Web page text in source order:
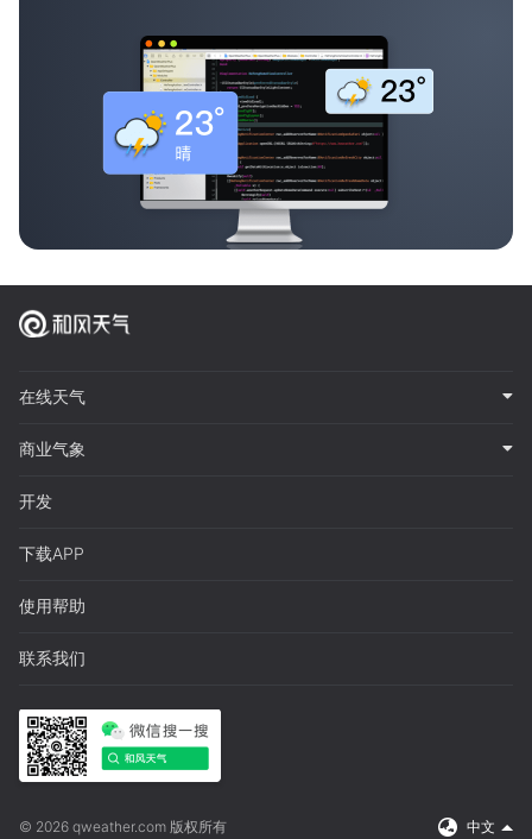
在线天气
商业气象
开发
下载APP
使用帮助
联系我们
© 2026 qweather.com 版权所有 中文